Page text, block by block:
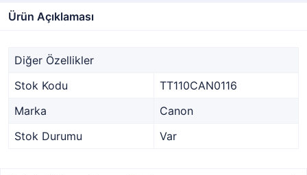
Ürün Açıklaması
Diğer Özellikler
Stok Kodu
TT110CAN0116
Marka
Canon
Stok Durumu
Var